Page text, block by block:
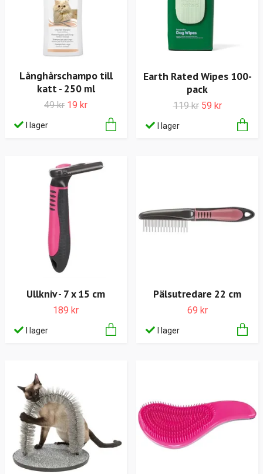
Långhårschampo till
katt - 250 ml
49 kr 19 kr
I lager
Earth Rated Wipes 100-
pack
119 kr 59 kr
I lager
Ullkniv - 7 x 15 cm
189 kr
I lager
Pälsutredare 22 cm
69 kr
I lager